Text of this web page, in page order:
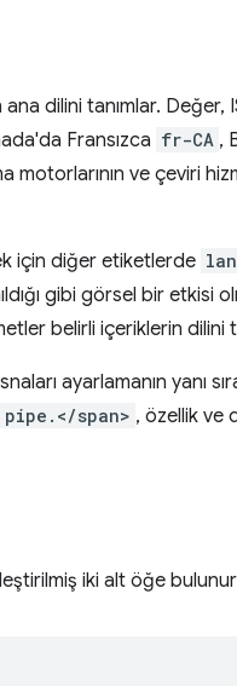
ana dilini tanımlar.
Fransızca fr-CA ,
motorlarının ve çeviri
için diğer etiketlerde
gibi görsel bir etkisi
belirli içeriklerin dilini
ayarlamanın yanı
span> , özellik ve
iki alt öğe